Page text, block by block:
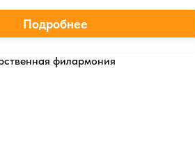
Подробнее
филармония